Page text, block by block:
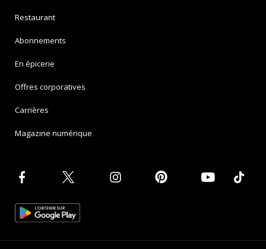
Restaurant
Abonnements
En épicerie
Offres corporatives
Carrières
Magazine numérique